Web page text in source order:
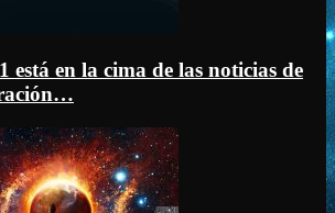
está en la cima de las noticias de